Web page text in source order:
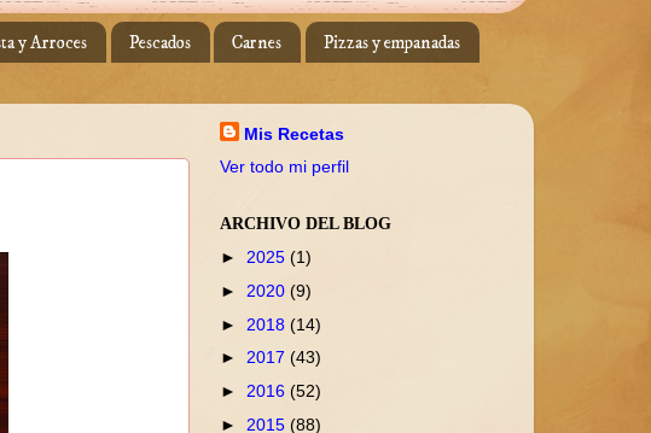
y Arroces Pescados Carnes
Pizzas y empanadas
Mis Recetas
Ver todo mi perfil
ARCHIVO DEL BLOG
► 2025 (1)
► 2020 (9)
► 2018 (14)
► 2017 (43)
► 2016 (52)
► 2015 (88)